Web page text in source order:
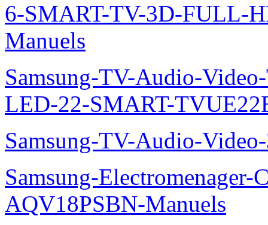
6-SMART-TV-3D-FULL-
Manuels
Samsung-TV-Audio-
LED-22-SMART-
Samsung-TV-Audio-
Samsung-Electromenager-
AQV18PSBN-Manuels